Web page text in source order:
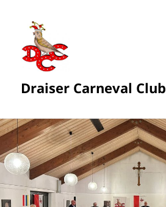
Draiser Carneval Club